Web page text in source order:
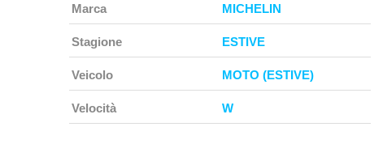
Marca MICHELIN
Stagione ESTIVE
Veicolo MOTO (ESTIVE)
Velocità W